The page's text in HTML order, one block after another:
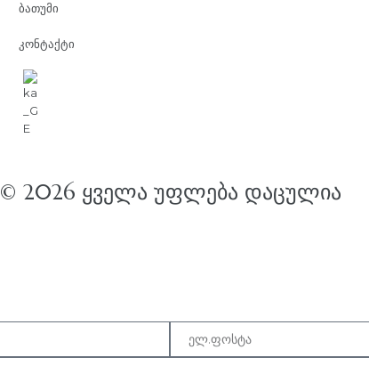
ბათუმი
კონტაქტი
© 2026 ᲧᲕᲔᲚᲐ ᲣᲤᲚᲔᲑᲐ ᲓᲐᲪᲣᲚᲘᲐ